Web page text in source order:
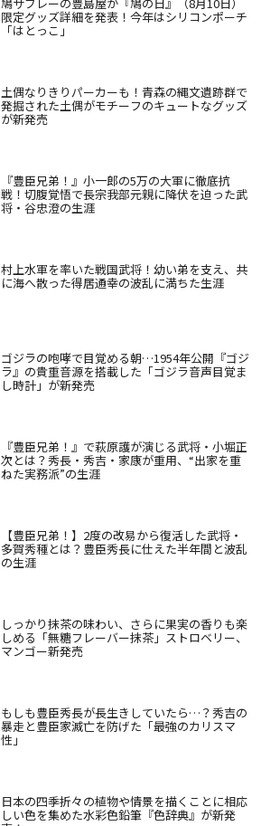
限定グッズ詳細を発表！今年はシリコンポーチ
「はとっこ」
土偶なりきりパーカーも！青森の縄文遺跡群で
発掘された土偶がモチーフのキュートなグッズ
が新発売
『豊臣兄弟！』小一郎の5万の大軍に徹底抗
戦！切腹覚悟で長宗我部元親に降伏を迫った武
将・谷忠澄の生涯
村上水軍を率いた戦国武将！幼い弟を支え、共
に海へ散った得居通幸の波乱に満ちた生涯
ゴジラの咆哮で目覚める朝…1954年公開『ゴジ
ラ』の貴重音源を搭載した「ゴジラ音声目覚ま
し時計」が新発売
『豊臣兄弟！』で萩原護が演じる武将・小堀正
次とは？秀長・秀吉・家康が重用、“出家を重
ねた実務派”の生涯
【豊臣兄弟！】2度の改易から復活した武将・
多賀秀種とは？豊臣秀長に仕えた半年間と波乱
の生涯
しっかり抹茶の味わい、さらに果実の香りも楽
しめる「無糖フレーバー抹茶」ストロベリー、
マンゴー新発売
もしも豊臣秀長が長生きしていたら…？秀吉の
暴走と豊臣家滅亡を防げた「最強のカリスマ
性」
日本の四季折々の植物や情景を描くことに相応
しい色を集めた水彩色鉛筆『色辞典』が新発